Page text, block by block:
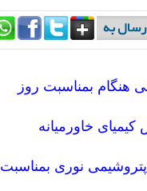
هنگام بمناسبت روز
خاورمیانه
نوری بمناسبت